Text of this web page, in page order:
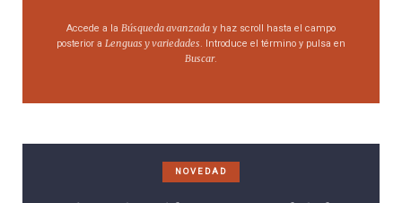
Accede a la Búsqueda avanzada y haz scroll hasta el campo
posterior a Lenguas y variedades . Introduce el término y pulsa en
Buscar.
NOVEDAD